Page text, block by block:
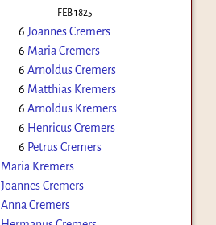
FEB 1825
6 Joannes Cremers
6 Maria Cremers
6 Arnoldus Cremers
6 Matthias Kremers
6 Arnoldus Kremers
6 Henricus Cremers
6 Petrus Cremers
Maria Kremers
Joannes Cremers
Anna Cremers